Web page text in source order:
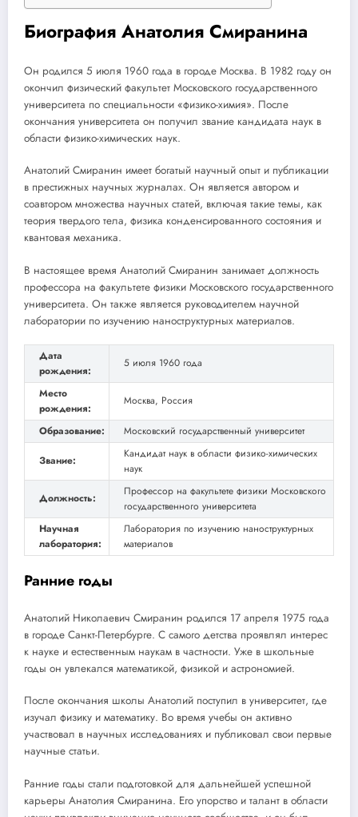
Биография Анатолия Смиранина
Он родился 5 июля 1960 года в городе Москва. В 1982 году он
окончил физический факультет Московского государственного
университета по специальности «физико-химия». После
окончания университета он получил звание кандидата наук в
области физико-химических наук.
Анатолий Смиранин имеет богатый научный опыт и публикации
в престижных научных журналах. Он является автором и
соавтором множества научных статей, включая такие темы, как
теория твердого тела, физика конденсированного состояния и
квантовая механика.
В настоящее время Анатолий Смиранин занимает должность
профессора на факультете физики Московского государственного
университета. Он также является руководителем научной
лаборатории по изучению наноструктурных материалов.
Дата
рождения:
5 июля 1960 года
Место
рождения:
Москва, Россия
Образование: Московский государственный университет
Звание:
Кандидат наук в области физико-химических
наук
Должность:
Профессор на факультете физики Московского
государственного университета
Научная
лаборатория:
Лаборатория по изучению наноструктурных
материалов
Ранние годы
Анатолий Николаевич Смиранин родился 17 апреля 1975 года
в городе Санкт-Петербурге. С самого детства проявлял интерес
к науке и естественным наукам в частности. Уже в школьные
годы он увлекался математикой, физикой и астрономией.
После окончания школы Анатолий поступил в университет, где
изучал физику и математику. Во время учебы он активно
участвовал в научных исследованиях и публиковал свои первые
научные статьи.
Ранние годы стали подготовкой для дальнейшей успешной
карьеры Анатолия Смиранина. Его упорство и талант в области